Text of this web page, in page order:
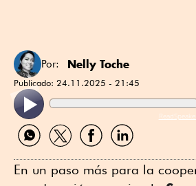
Por: Nelly Toche
Publicado: 24.11.2025 - 21:45
ReadSpeaker
Compartir
por
Compartir
por
Compartir
por
Compartir
por
En un paso más para la